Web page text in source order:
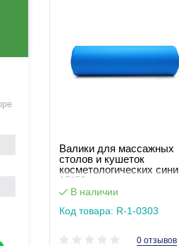
Валики для массажных
столов и кушеток
косметологических
15*50см
В наличии
Код товара: R-1-0303
0 отзывов